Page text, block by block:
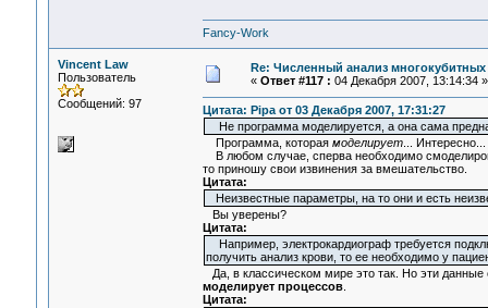
Fancy-Work
Vincent Law
Пользователь
Сообщений: 97
Re: Численный анализ многокубитных
« Ответ #117 : 04 Декабря 2007, 13:14:34 »
Цитата: Pipa от 03 Декабря 2007, 17:31:27
Не программа моделируется, а она сама
Программа, которая моделирует... Интересно...
В любом случае, сперва необходимо
то приношу свои извинения за вмешательство.
Цитата:
Неизвестные параметры, на то они и есть
Вы уверены?
Цитата:
Например, электрокардиограф требуется
получить анализ крови, то ее необходимо у
Да, в классическом мире это так. Но эти данные
моделирует процессов.
Цитата: